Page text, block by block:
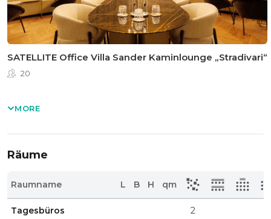
MORE
SATELLITE Office Villa Sander Kaminlounge „Stradivari“
20
Räume
Raumname L B H qm
Tagesbüros 2